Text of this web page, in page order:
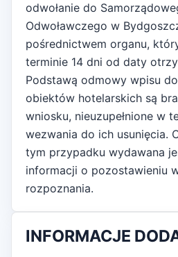
odwołanie do
Odwoławczego w
pośrednictwem organu,
terminie 14 dni od daty
Podstawą odmowy wpisu
obiektów hotelarskich są
wniosku, nieuzupełnione w
wezwania do ich usunięcia.
tym przypadku wydawana
informacji o pozostawieniu
rozpoznania.
INFORMACJE